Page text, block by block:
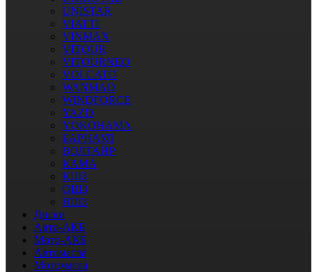
UNISTAR
VIATTI
VINMAX
VITOUR
VITOURNEO
VOLCATO
WANMAO
WINDFORCE
YAZD
YOKOHAMA
БАРНАУЛ
ВОЛТАЙР
КАМА
КШЗ
ОШЗ
ЯШЗ
Диски
Авто-АКБ
Мото-АКБ
Автомасла
Мотомасла